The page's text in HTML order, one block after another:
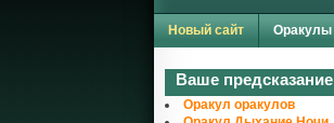
Новый сайт Оракулы
Ваше предсказание
Оракул оракулов